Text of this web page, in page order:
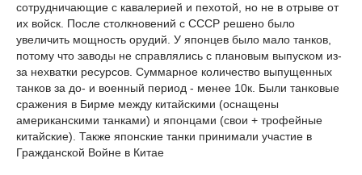
сотрудничающие с кавалерией и пехотой, но не в отрыве от
их войск. После столкновений с СССР решено было
увеличить мощность орудий. У японцев было мало танков,
потому что заводы не справлялись с плановым выпуском из-
за нехватки ресурсов. Суммарное количество выпущенных
танков за до- и военный период - менее 10к. Были танковые
сражения в Бирме между китайскими (оснащены
американскими танками) и японцами (свои + трофейные
китайские). Также японские танки принимали участие в
Гражданской Войне в Китае